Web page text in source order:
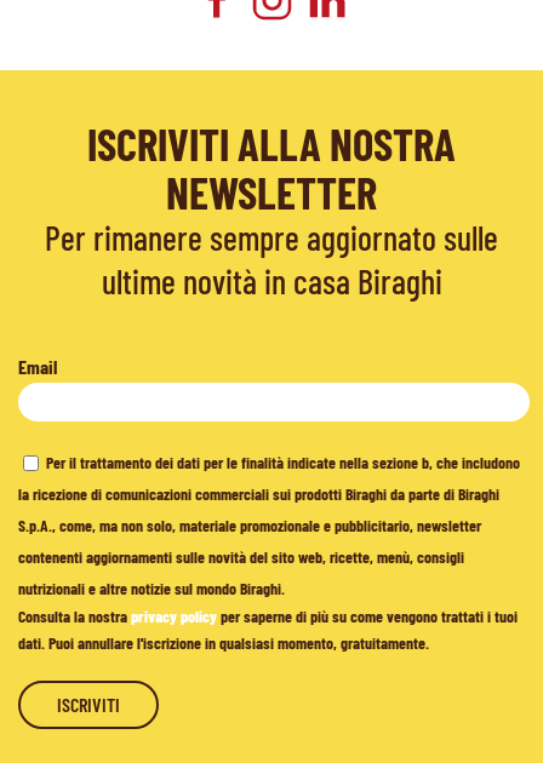
ISCRIVITI ALLA NOSTRA
NEWSLETTER
Per rimanere sempre aggiornato sulle
ultime novità in casa Biraghi
Email
Per il trattamento dei dati per le finalità indicate nella sezione b, che includono
la ricezione di comunicazioni commerciali sui prodotti Biraghi da parte di Biraghi
S.p.A., come, ma non solo, materiale promozionale e pubblicitario, newsletter
contenenti aggiornamenti sulle novità del sito web, ricette, menù, consigli
nutrizionali e altre notizie sul mondo Biraghi.
Consulta la nostraprivacy policyper saperne di più su come vengono trattati i tuoi
dati. Puoi annullare l'iscrizione in qualsiasi momento, gratuitamente.